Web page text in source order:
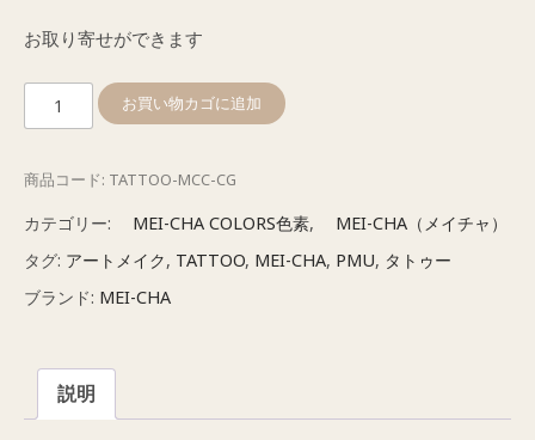
お取り寄せができます
イ
ャ
COLORS（MCC-
カ
フ
ギ
ラ
お買い物カゴに追加
商品コード: TATTOO-MCC-CG
カテゴリー: MEI-CHA COLORS色素,
MEI-CHA（メイチャ）
タグ: アートメイク, TATTOO, MEI-CHA, PMU, タトゥー
ブランド: MEI-CHA
説明